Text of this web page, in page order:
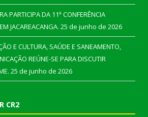
PARTICIPA DA 11ª CONFERÊNCIA
JACAREACANGA. 25 de junho de 2026
E CULTURA, SAÚDE E SANEAMENTO,
REÚNE-SE PARA DISCUTIR
25 de junho de 2026
CR2